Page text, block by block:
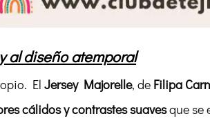
al diseño atemporal
El Jersey Majorelle, de Filipa
cálidos y contrastes suavesque se